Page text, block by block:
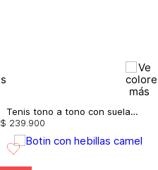
Tenis tono a tono con suela en contraste
$ 239 900